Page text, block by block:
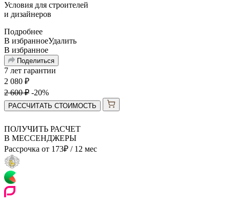
Условия для строителей
и дизайнеров
Подробнее
В избранноеУдалить
В избранное
Поделиться
7 лет гарантии
2 080 ₽
2 600₽ -20%
РАССЧИТАТЬ СТОИМОСТЬ
ПОЛУЧИТЬ РАСЧЕТ
В МЕССЕНДЖЕРЫ
Рассрочка от 173₽ / 12 мес